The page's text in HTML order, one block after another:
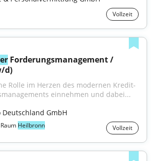
Vollzeit
Forderungsmanagement /
d)
Rolle im Herzen des modernen Kredit-
einnehmen und dabei...
Deutschland GmbH
Heilbronn Vollzeit